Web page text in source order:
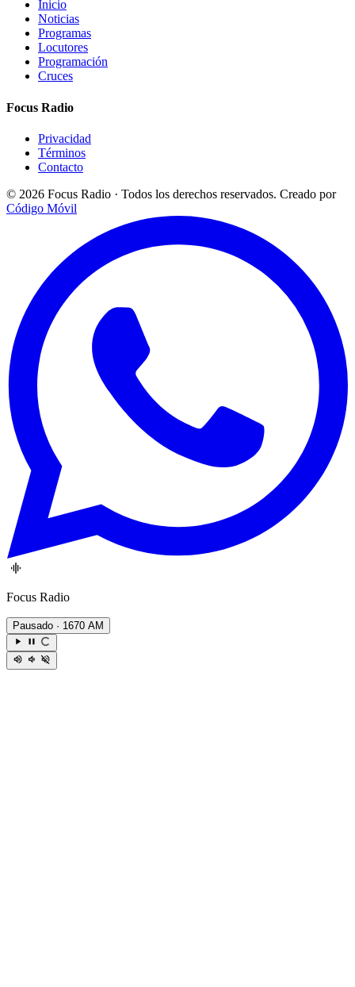
Inicio
Noticias
Programas
Locutores
Programación
Cruces
Focus Radio
Privacidad
Términos
Contacto
© 2026 Focus Radio · Todos los derechos reservados. Creado por
Código Móvil
Focus Radio
Pausado · 1670 AM